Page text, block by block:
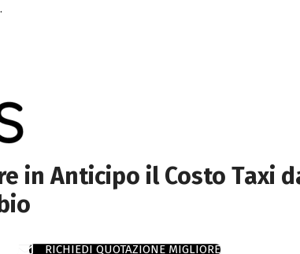
in Anticipo il Costo Taxi
RICHIEDI QUOTAZIONE MIGLIORE